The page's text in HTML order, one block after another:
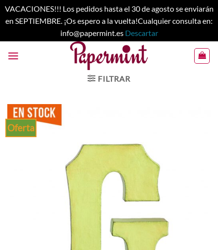
VACACIONES!!! Los pedidos hasta el 30 de agosto se enviarán
en SEPTIEMBRE. ¡Os espero a la vuelta!Cualquier consulta en:
info@papermint.es Descartar
FILTRAR
Oferta